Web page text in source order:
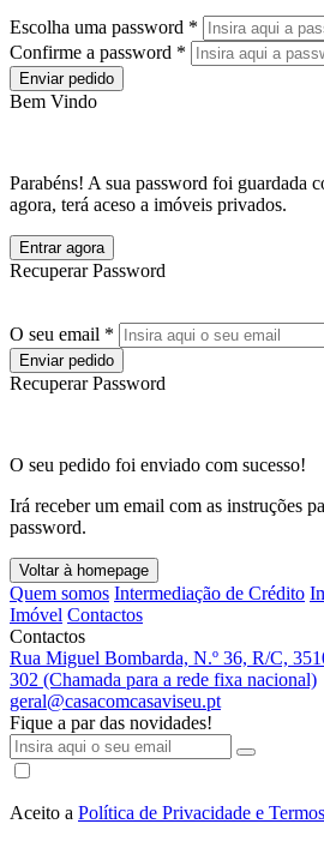
Escolha uma password *
Confirme a password *
Enviar pedido
Bem Vindo
Parabéns! A sua password foi guardada
agora, terá aceso a imóveis privados.
Entrar agora
Recuperar Password
O seu email *
Enviar pedido
Recuperar Password
O seu pedido foi enviado com sucesso!
Irá receber um email com as instruções
password.
Voltar à homepage
Quem somos Intermediação de Crédito
Imóvel Contactos
Contactos
Rua Miguel Bombarda, N.º 36, R/C,
302 (Chamada para a rede fixa nacional)
geral@casacomcasaviseu.pt
Fique a par das novidades!
Aceito a Política de Privacidade e